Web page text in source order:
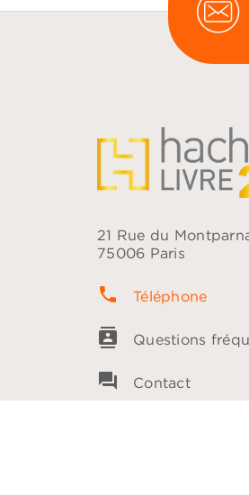
21 Rue du
75006 Paris
phone Téléphone
contacts Questions
question_answer Contact